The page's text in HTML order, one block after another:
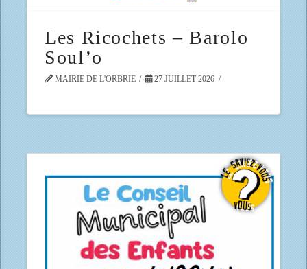
Les Ricochets – Barolo
Soul’o
MAIRIE DE L'ORBRIE 27 JUILLET 2026